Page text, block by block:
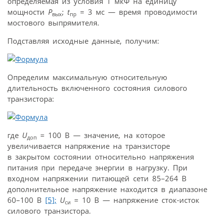
мощности Pвых; tпр = 3 мс — время проводимости
мостового выпрямителя.
Подставляя исходные данные, получим:
Определим максимальную относительную
длительность включенного состояния силового
транзистора:
где Uдоп = 100 В — значение, на которое
увеличивается напряжение на транзисторе
в закрытом состоянии относительно напряжения
питания при передаче энергии в нагрузку. При
входном напряжении питающей сети 85–264 В
дополнительное напряжение находится в диапазоне
60–100 В [5]; Uси = 10 В — напряжение сток-исток
силового транзистора.